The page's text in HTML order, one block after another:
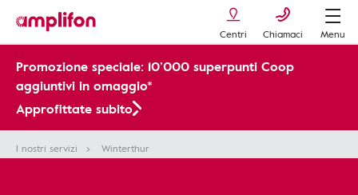
Centri Chiamaci Menu
Promozione speciale: 10’000 superpunti Coop
aggiuntivi in omaggio*
Approfittate subito
I nostri servizi Winterthur